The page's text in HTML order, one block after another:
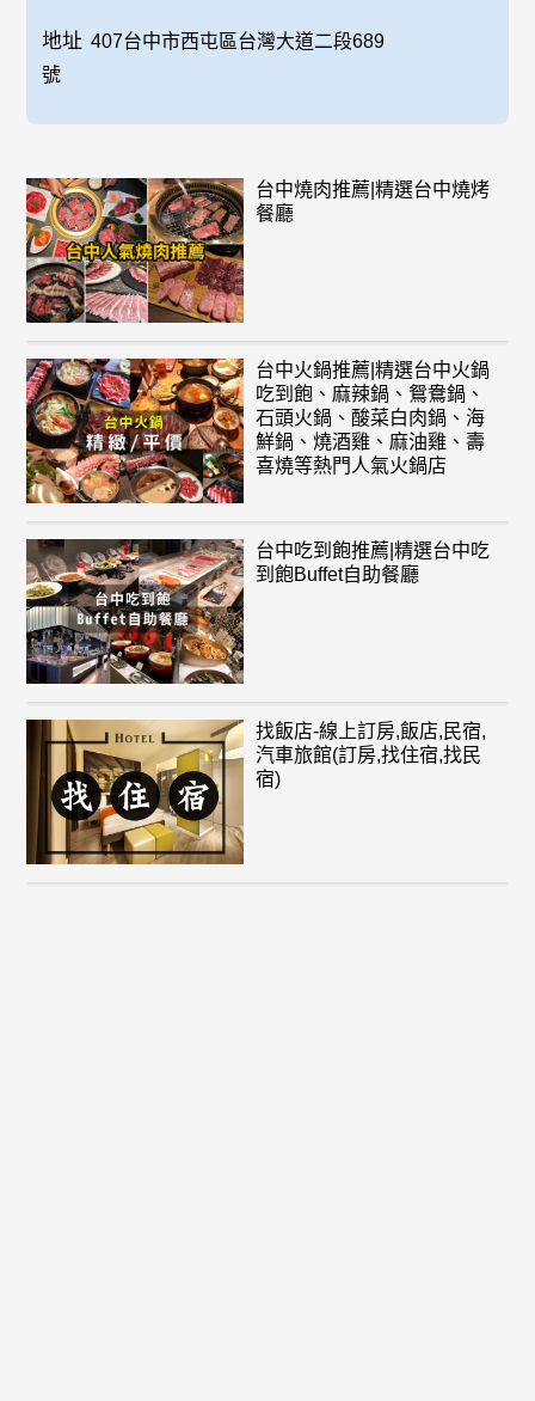
地址 407台中市西屯區台灣大道二段689
號
台中燒肉推薦|精選台中燒烤
餐廳
台中火鍋推薦|精選台中火鍋
吃到飽、麻辣鍋、鴛鴦鍋、
石頭火鍋、酸菜白肉鍋、海
鮮鍋、燒酒雞、麻油雞、壽
喜燒等熱門人氣火鍋店
台中吃到飽推薦|精選台中吃
到飽Buffet自助餐廳
找飯店-線上訂房,飯店,民宿,
汽車旅館(訂房,找住宿,找民
宿)